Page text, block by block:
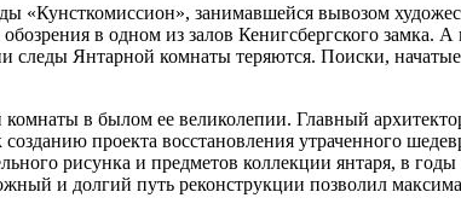
занимавшейся вывозом
в одном из залов Кенигсбергского замка.
следы Янтарной комнаты теряются. Поиски,
в былом ее великолепии. Главный
проекта восстановления утраченного
рисунка и предметов коллекции янтаря, в
и долгий путь реконструкции позволил